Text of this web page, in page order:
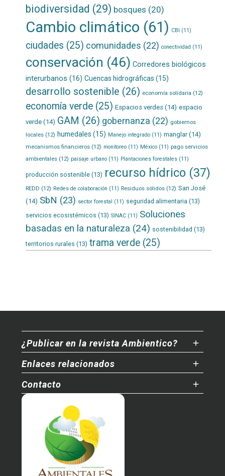
biodiversidad (29) bosques (20)
Cambio climático (61) CBI (11)
ciudades (25) comunidades (22) conectividad (11)
conservación (46) Corredores biológicos
interurbanos (16) Cuencas hidrográficas (15)
desarrollo sostenible (26) economía solidaria (12)
economía verde(25) Espacios verdes(14) espacio
verde(14) GAM (26) gobernanza (22) gobiernos
locales(12) humedales (15) Manejo integrado(11) manglar(14)
mecanismos financieros(12) monitoreo(11) México(11) pago servicios
ambientales(12) paisaje urbano(11) Plantaciones forestales(11)
producción sostenible(13) recurso hídrico(37)
REDD (12) Redes de colaboración (11) Residuos sólidos(12) San José
(14) SbN (23) sector forestal (11) seguridad alimentaria (13)
servicios ecosistémicos (13) SINAC(11) Soluciones
basadas en la naturaleza (24) sostenibilidad (13)
territorios rurales (13) trama verde(25)
¿Publicar en la revista Ambientico?
Enlaces relacionados
Contacto